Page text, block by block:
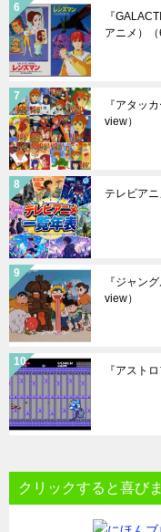
『
アニメ）
『アタッ
view）
テレビア
『ジャン
view）
『アスト
クリックすると喜び